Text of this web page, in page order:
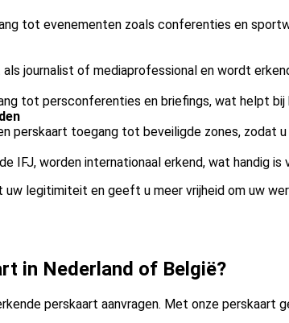
tot evenementen zoals conferenties en
journalist of mediaprofessional en wordt
tot persconferenties en briefings, wat helpt
perskaart toegang tot beveiligde zones, zodat
IFJ, worden internationaal erkend, wat handig is
uw legitimiteit en geeft u meer vrijheid om uw
in Nederland of België?
perskaart aanvragen. Met onze perskaart